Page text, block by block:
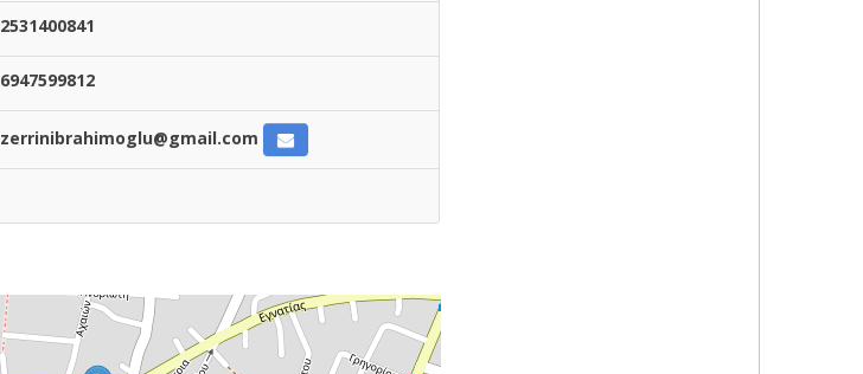
2531400841
6947599812
zerrinibrahimoglu@gmail.com